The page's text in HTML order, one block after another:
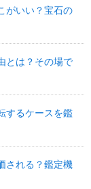
がいい？宝石の
とは？その場で
するケースを鑑
される？鑑定機